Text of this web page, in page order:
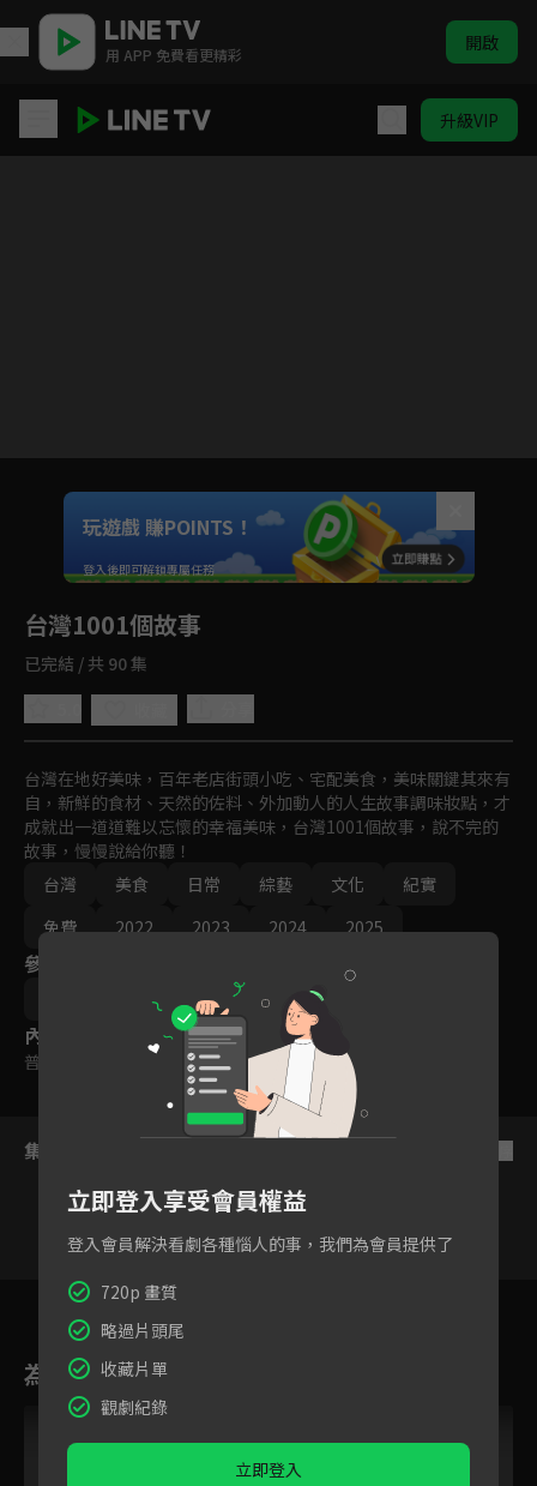
用 APP 免費看更精彩 開啟
升級VIP
Unmute
如有不便請見諒
玩遊戲 賺POINTS！
登入後即可解鎖專屬任務
台灣1001個故事
已完結 / 共 90 集
台灣在地好美味，百年老店街頭小吃、宅配美食，美味關鍵其來有
自，新鮮的食材、天然的佐料、外加動人的人生故事調味妝點，才
成就出一道道難以忘懷的幸福美味，台灣1001個故事，說不完的
故事，慢慢說給你聽！
台灣
美食 日常 綜藝 文化
紀實
免費
2022 2023 2024 2025
參與演員
蔡依臻 張佳如
內容標籤
普遍級
集數列表
620 621
為您推薦
立即登入享受會員權益
登入會員解決看劇各種惱人的事，我們為會員提供了
720p 畫質
略過片頭尾
收藏片單
觀劇紀錄
立即登入